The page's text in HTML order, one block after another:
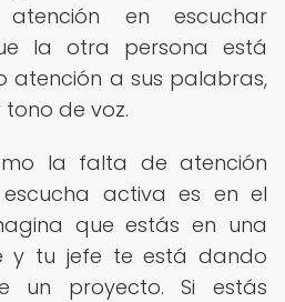
en escuchar
la otra persona está
atención a sus palabras,
de voz.
la falta de atención
activa es en el
que estás en una
y tu jefe te está dando
un proyecto. Si estás